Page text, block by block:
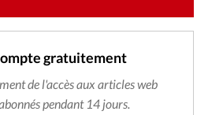
gratuitement
de l'accès aux articles web
pendant 14 jours.